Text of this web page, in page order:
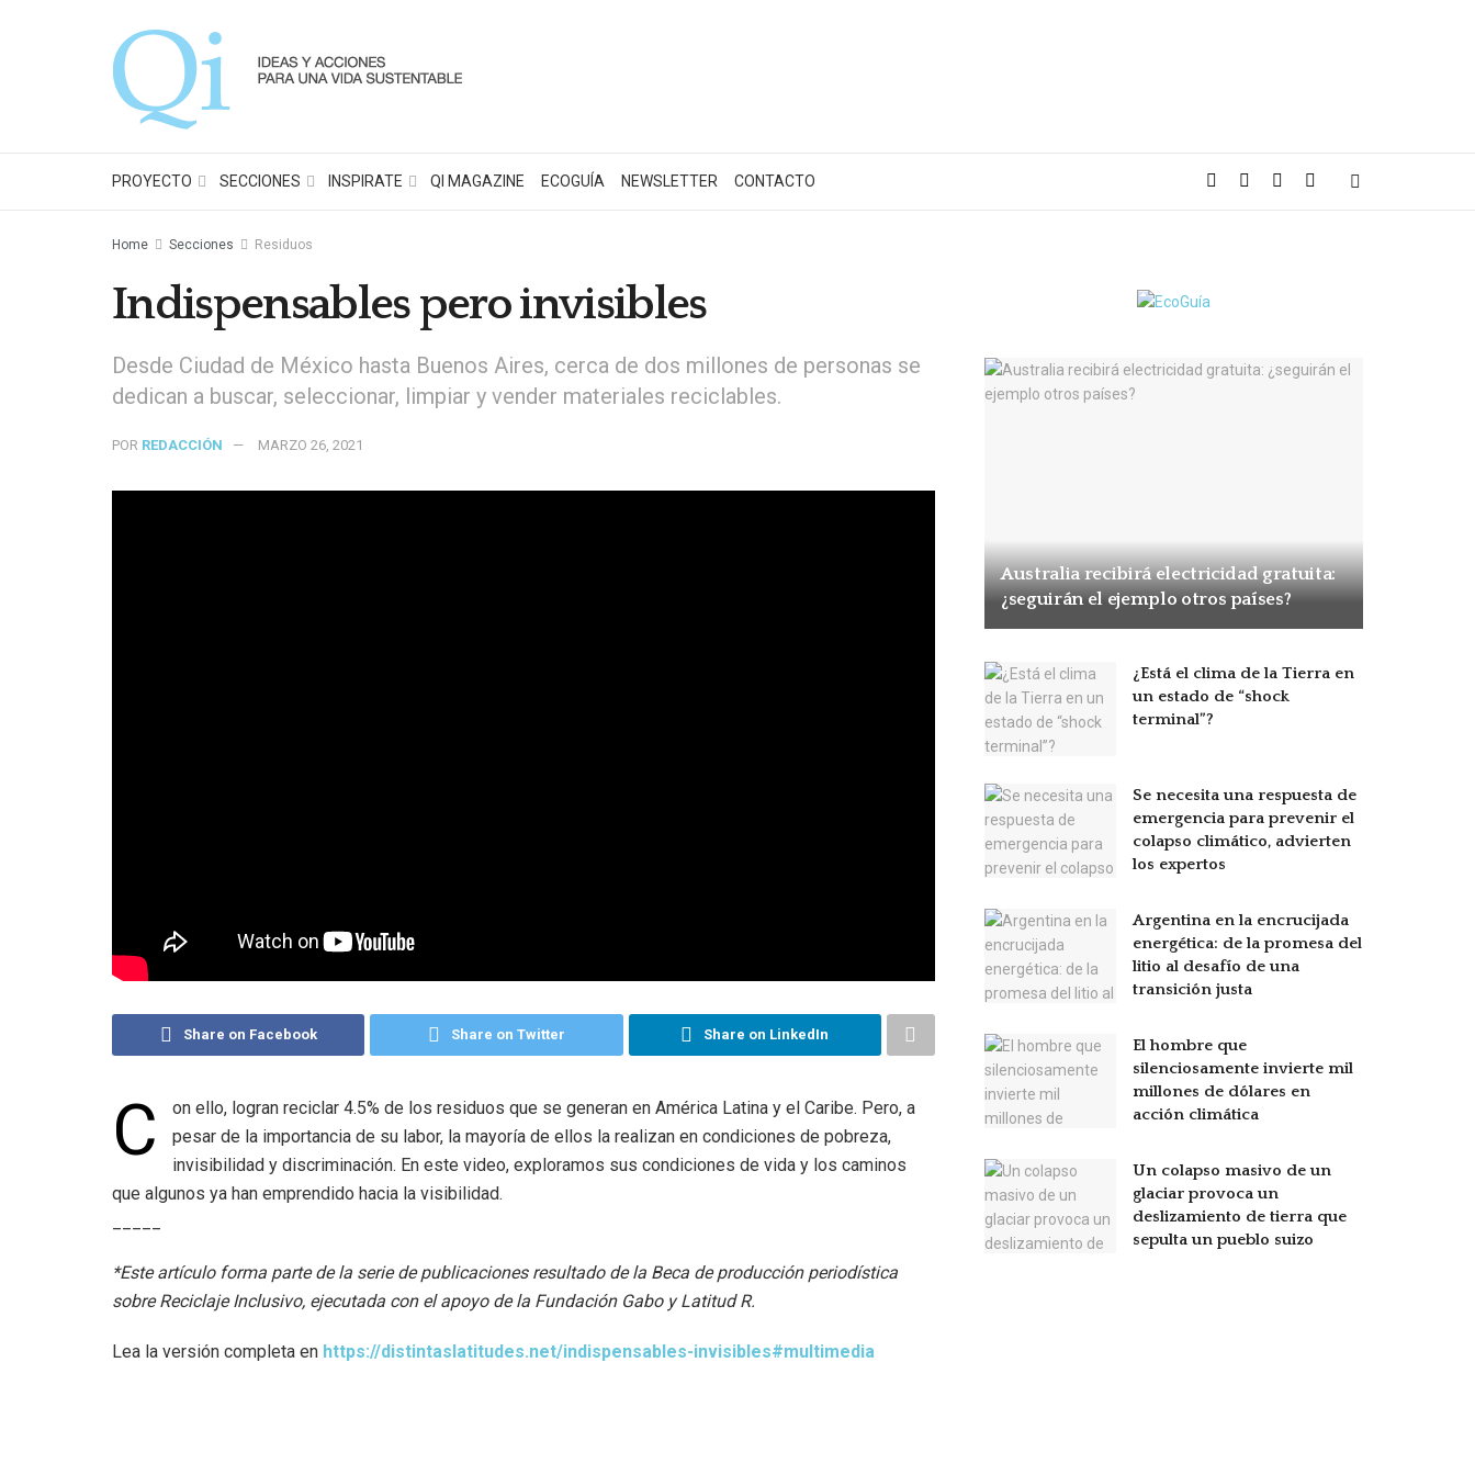
PROYECTO SECCIONES INSPIRATE QI MAGAZINE ECOGUÍA NEWSLETTER CONTACTO
Home Secciones Residuos
Indispensables pero invisibles
Desde Ciudad de México hasta Buenos Aires, cerca de dos millones de personas se
dedican a buscar, seleccionar, limpiar y vender materiales reciclables.
POR REDACCIÓN MARZO 26, 2021
Share on Facebook Share on Twitter Share on LinkedIn
C
on ello, logran reciclar 4.5% de los residuos que se generan en América Latina y el Caribe. Pero, a
pesar de la importancia de su labor, la mayoría de ellos la realizan en condiciones de pobreza,
invisibilidad y discriminación. En este video, exploramos sus condiciones de vida y los caminos
que algunos ya han emprendido hacia la visibilidad.
*Este artículo forma parte de la serie de publicaciones resultado de la Beca de producción periodística
sobre Reciclaje Inclusivo, ejecutada con el apoyo de la Fundación Gabo y Latitud R.
Lea la versión completa en https://distintaslatitudes.net/indispensables-invisibles#multimedia
Australia recibirá electricidad gratuita:
¿seguirán el ejemplo otros países?
¿Está el clima de la Tierra en
un estado de “shock
terminal”?
Se necesita una respuesta de
emergencia para prevenir el
colapso climático, advierten
los expertos
Argentina en la encrucijada
energética: de la promesa del
litio al desafío de una
transición justa
El hombre que
silenciosamente invierte mil
millones de dólares en
acción climática
Un colapso masivo de un
glaciar provoca un
deslizamiento de tierra que
sepulta un pueblo suizo